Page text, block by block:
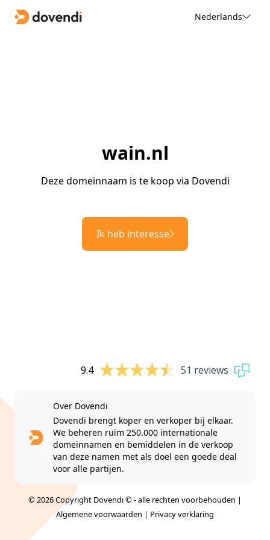
Nederlands
wain.nl
Deze domeinnaam is te koop via Dovendi
Ik heb interesse
9.4 51 reviews
Over Dovendi
Dovendi brengt koper en verkoper bij elkaar.
We beheren ruim 250.000 internationale
domeinnamen en bemiddelen in de verkoop
van deze namen met als doel een goede deal
voor alle partijen.
© 2026 Copyright Dovendi © - alle rechten voorbehouden |
Algemene voorwaarden | Privacy verklaring